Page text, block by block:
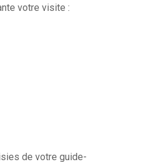
votre visite :
de votre guide-